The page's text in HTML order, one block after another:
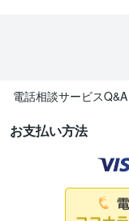
電話相談サービスQ&A
お支払い方法